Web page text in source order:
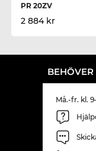
PR 20ZV
2 884 kr
Må.-fr. kl.